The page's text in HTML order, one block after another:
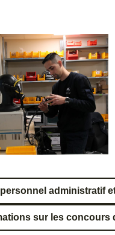
administratif
sur les